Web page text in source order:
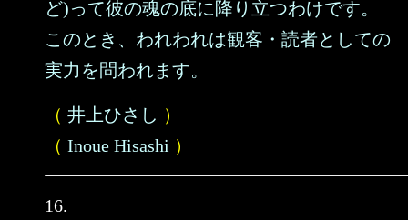
ど)って彼の魂の底に降り立つわけです。
このとき、われわれは観客・読者としての
実力を問われます。
（ 井上ひさし ）
（ Inoue Hisashi ）
16.